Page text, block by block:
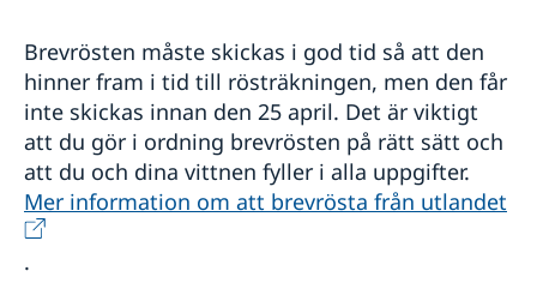
Brevrösten måste skickas i god tid så att den
hinner fram i tid till rösträkningen, men den får
inte skickas innan den 25 april. Det är viktigt
att du gör i ordning brevrösten på rätt sätt och
att du och dina vittnen fyller i alla uppgifter.
Mer information om att brevrösta från utlandet
.